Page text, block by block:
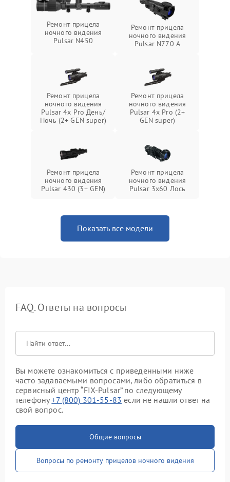
Ремонт прицела
ночного видения
Pulsar N450
Ремонт прицела
ночного видения
Pulsar N770 А
Ремонт прицела
ночного видения
Pulsar 4x Pro День/
Ночь (2+ GEN super)
Ремонт прицела
ночного видения
Pulsar 4x Pro (2+
GEN super)
Ремонт прицела
ночного видения
Pulsar 430 (3+ GEN)
Ремонт прицела
ночного видения
Pulsar 3x60 Лось
Показать все модели
FAQ. Ответы на вопросы
Вы можете ознакомиться с приведенными ниже
часто задаваемыми вопросами, либо обратиться в
сервисный центр “FIX-Pulsar” по следующему
телефону+7 (800) 301-55-83 если не нашли ответ на
свой вопрос.
Общие вопросы
Вопросы по ремонту прицелов ночного видения